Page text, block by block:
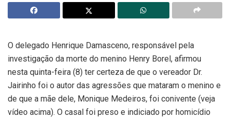
O delegado Henrique Damasceno, responsável pela
investigação da morte do menino Henry Borel, afirmou
nesta quinta-feira (8) ter certeza de que o vereador Dr.
Jairinho foi o autor das agressões que mataram o menino e
de que a mãe dele, Monique Medeiros, foi conivente (veja
vídeo acima). O casal foi preso e indiciado por homicídio